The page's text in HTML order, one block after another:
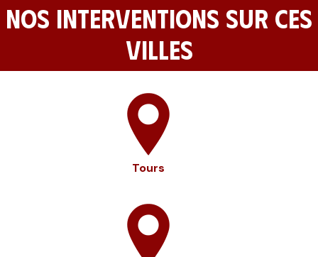
NOS INTERVENTIONS SUR CES
VILLES
Tours